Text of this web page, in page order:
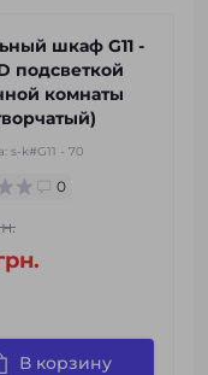
шкаф G11 -
подсветкой
комнаты
s-k#G11 - 70
0
В корзину